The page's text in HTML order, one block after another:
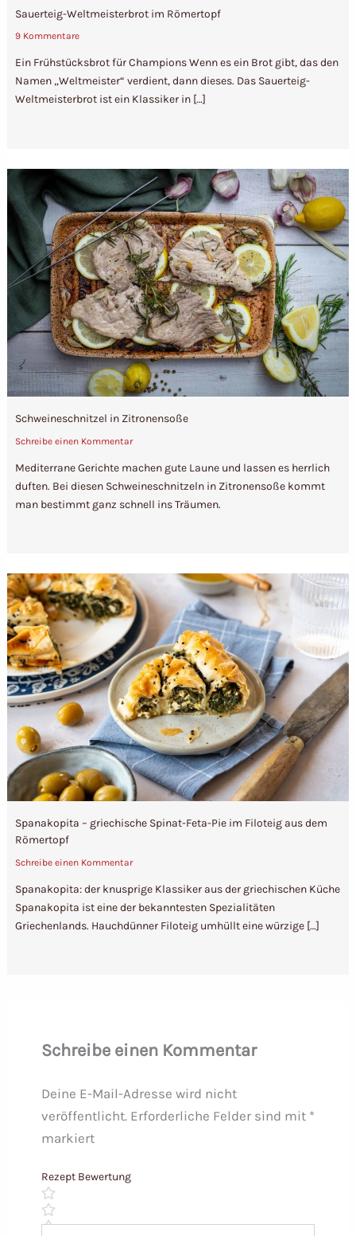
Sauerteig-Weltmeisterbrot im Römertopf
9 Kommentare
Ein Frühstücksbrot für Champions Wenn es ein Brot gibt, das den
Namen „Weltmeister“ verdient, dann dieses. Das Sauerteig-
Weltmeisterbrot ist ein Klassiker in […]
Schweineschnitzel in Zitronensoße
Schreibe einen Kommentar
Mediterrane Gerichte machen gute Laune und lassen es herrlich
duften. Bei diesen Schweineschnitzeln in Zitronensoße kommt
man bestimmt ganz schnell ins Träumen.
Spanakopita – griechische Spinat-Feta-Pie im Filoteig aus dem
Römertopf
Schreibe einen Kommentar
Spanakopita: der knusprige Klassiker aus der griechischen Küche
Spanakopita ist eine der bekanntesten Spezialitäten
Griechenlands. Hauchdünner Filoteig umhüllt eine würzige […]
Schreibe einen Kommentar
Deine E-Mail-Adresse wird nicht
veröffentlicht. Erforderliche Felder sind mit *
markiert
Rezept Bewertung